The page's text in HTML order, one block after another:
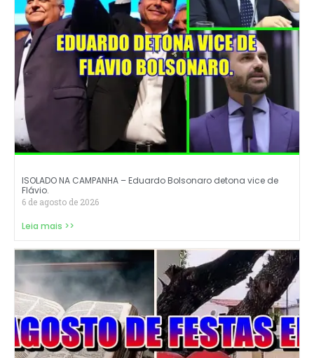
ISOLADO NA CAMPANHA – Eduardo Bolsonaro detona vice de
Flávio.
6 de agosto de 2026
Leia mais >>